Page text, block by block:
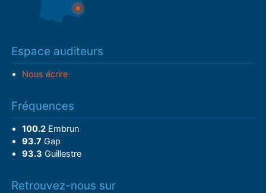
Espace auditeurs
Nous écrire
Fréquences
100.2Embrun
93.7 Gap
93.3 Guillestre
Retrouvez-nous sur